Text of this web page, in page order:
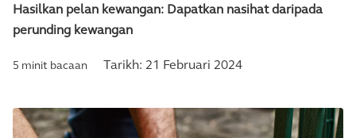
Hasilkan pelan kewangan: Dapatkan nasihat daripada
perunding kewangan
5 minit bacaan Tarikh: 21 Februari 2024